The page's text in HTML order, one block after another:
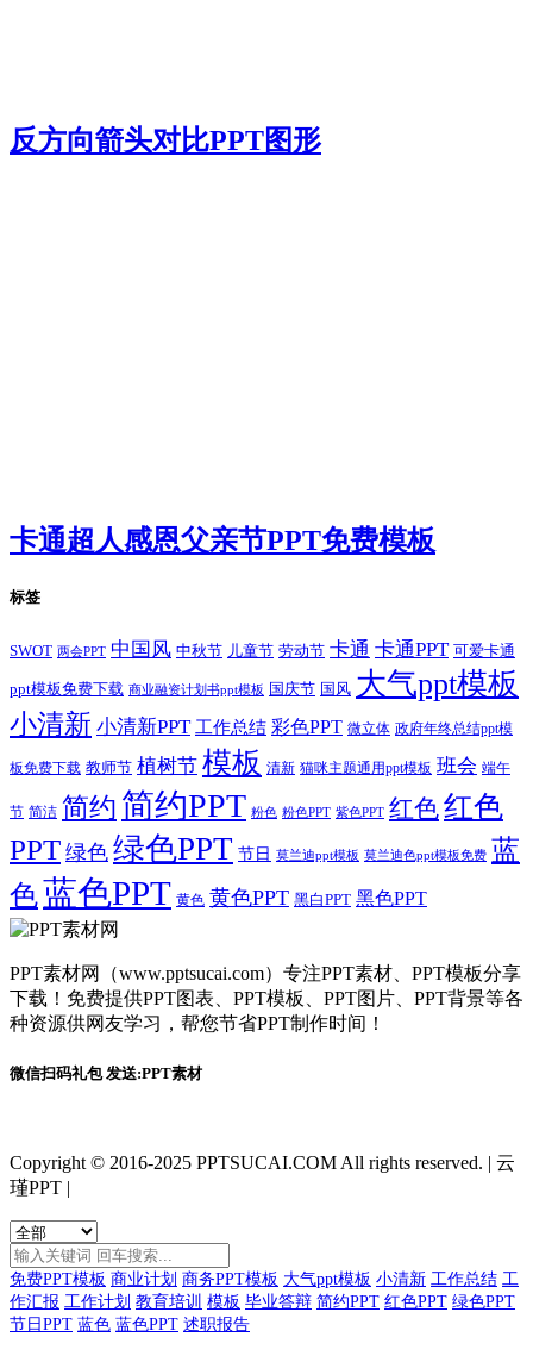
反方向箭头对比PPT图形
卡通超人感恩父亲节PPT免费模板
标签
SWOT 两会PPT 中国风 中秋节 儿童节 劳动节 卡通 卡通PPT 可爱卡通
ppt模板免费下载 商业融资计划书ppt模板 国庆节 国风 大气ppt模板
小清新 小清新PPT 工作总结 彩色PPT 微立体 政府年终总结ppt模
板免费下载 教师节 植树节 模板 清新 猫咪主题通用ppt模板 班会 端午
节 简洁 简约 简约PPT 粉色 粉色PPT 紫色PPT 红色红色
PPT 绿色 绿色PPT 节日 莫兰迪ppt模板 莫兰迪色ppt模板免费 蓝
色蓝色PPT 黄色 黄色PPT 黑白PPT 黑色PPT
PPT素材网（www.pptsucai.com）专注PPT素材、PPT模板分享
下载！免费提供PPT图表、PPT模板、PPT图片、PPT背景等各
种资源供网友学习，帮您节省PPT制作时间！
微信扫码礼包 发送:PPT素材
Copyright © 2016-2025 PPTSUCAI.COM All rights reserved. | 云
瑾PPT |
免费PPT模板 商业计划 商务PPT模板 大气ppt模板 小清新 工作总结 工
作汇报 工作计划 教育培训 模板 毕业答辩 简约PPT 红色PPT 绿色PPT
节日PPT 蓝色 蓝色PPT 述职报告